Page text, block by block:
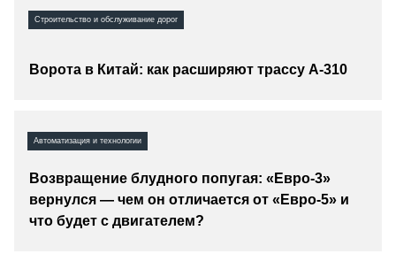
СЕРВИСМЕНЫ
МЕРОПРИЯТИЯ
Строительство и обслуживание дорог
Ворота в Китай: как расширяют трассу А-310
Автоматизация и технологии
Возвращение блудного попугая: «Евро-3»
вернулся — чем он отличается от «Евро-5» и
что будет с двигателем?